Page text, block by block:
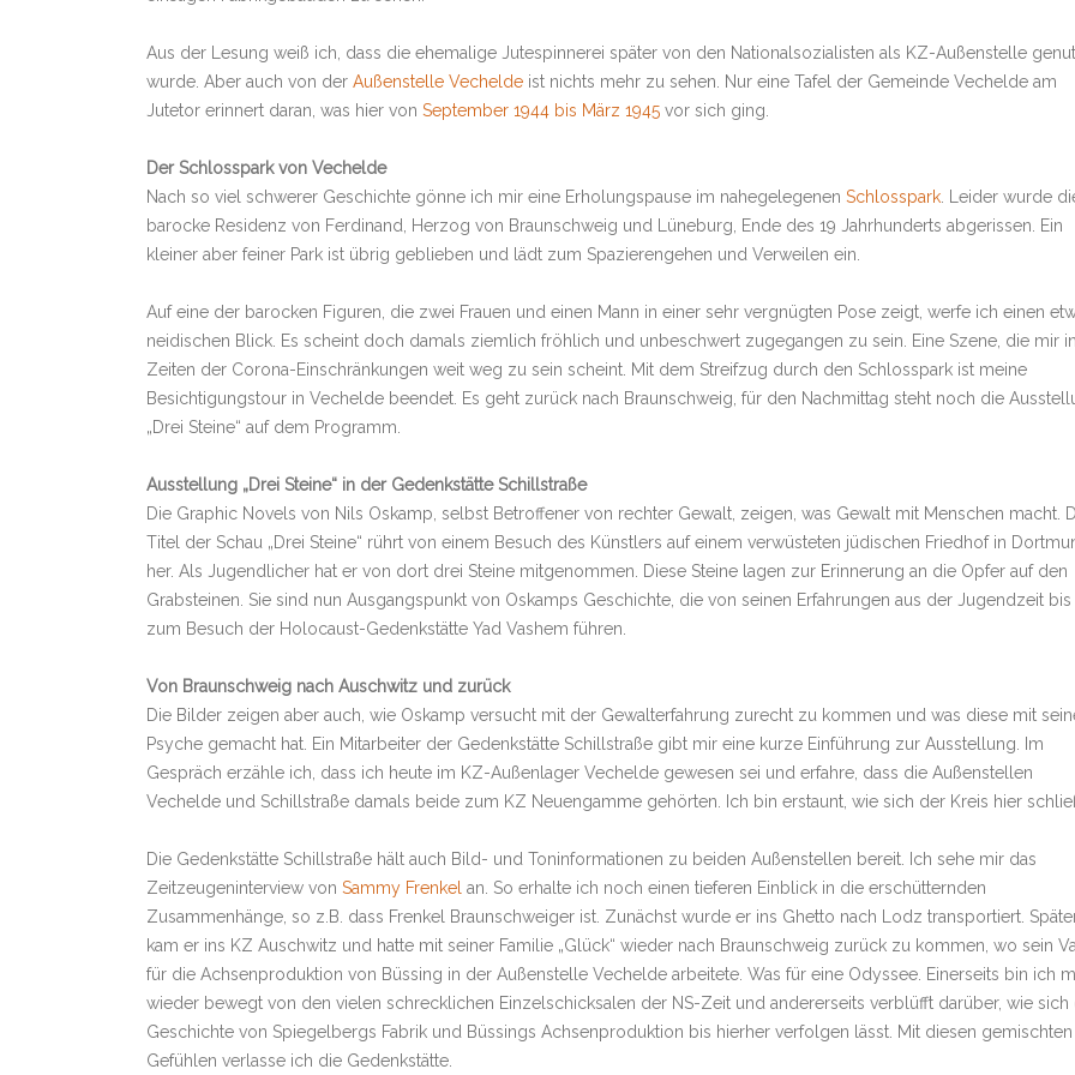
Aus der Lesung weiß ich, dass die ehemalige Jutespinnerei später von den Nationalsozialisten als KZ-Außenstelle
wurde. Aber auch von der Außenstelle Vechelde ist nichts mehr zu sehen. Nur eine Tafel der Gemeinde Vechelde am
Jutetor erinnert daran, was hier von September 1944 bis März 1945 vor sich ging.
Der Schlosspark von Vechelde
Nach so viel schwerer Geschichte gönne ich mir eine Erholungspause im nahegelegenen Schlosspark . Leider wurde
barocke Residenz von Ferdinand, Herzog von Braunschweig und Lüneburg, Ende des 19 Jahrhunderts abgerissen. Ein
kleiner aber feiner Park ist übrig geblieben und lädt zum Spazierengehen und Verweilen ein.
Auf eine der barocken Figuren, die zwei Frauen und einen Mann in einer sehr vergnügten Pose zeigt, werfe ich einen
neidischen Blick. Es scheint doch damals ziemlich fröhlich und unbeschwert zugegangen zu sein. Eine Szene, die mir in
Zeiten der Corona-Einschränkungen weit weg zu sein scheint. Mit dem Streifzug durch den Schlosspark ist meine
Besichtigungstour in Vechelde beendet. Es geht zurück nach Braunschweig, für den Nachmittag steht noch die
„Drei Steine“ auf dem Programm.
Ausstellung „Drei Steine“ in der Gedenkstätte Schillstraße
Die Graphic Novels von Nils Oskamp, selbst Betroffener von rechter Gewalt, zeigen, was Gewalt mit Menschen macht.
Titel der Schau „Drei Steine“ rührt von einem Besuch des Künstlers auf einem verwüsteten jüdischen Friedhof in
her. Als Jugendlicher hat er von dort drei Steine mitgenommen. Diese Steine lagen zur Erinnerung an die Opfer auf den
Grabsteinen. Sie sind nun Ausgangspunkt von Oskamps Geschichte, die von seinen Erfahrungen aus der Jugendzeit bis
zum Besuch der Holocaust-Gedenkstätte Yad Vashem führen.
Von Braunschweig nach Auschwitz und zurück
Die Bilder zeigen aber auch, wie Oskamp versucht mit der Gewalterfahrung zurecht zu kommen und was diese mit
Psyche gemacht hat. Ein Mitarbeiter der Gedenkstätte Schillstraße gibt mir eine kurze Einführung zur Ausstellung. Im
Gespräch erzähle ich, dass ich heute im KZ-Außenlager Vechelde gewesen sei und erfahre, dass die Außenstellen
Vechelde und Schillstraße damals beide zum KZ Neuengamme gehörten. Ich bin erstaunt, wie sich der Kreis hier
Die Gedenkstätte Schillstraße hält auch Bild- und Toninformationen zu beiden Außenstellen bereit. Ich sehe mir das
Zeitzeugeninterview von Sammy Frenkel an. So erhalte ich noch einen tieferen Einblick in die erschütternden
Zusammenhänge, so z.B. dass Frenkel Braunschweiger ist. Zunächst wurde er ins Ghetto nach Lodz transportiert.
kam er ins KZ Auschwitz und hatte mit seiner Familie „Glück“ wieder nach Braunschweig zurück zu kommen, wo sein
für die Achsenproduktion von Büssing in der Außenstelle Vechelde arbeitete. Was für eine Odyssee. Einerseits bin ich
wieder bewegt von den vielen schrecklichen Einzelschicksalen der NS-Zeit und andererseits verblüfft darüber, wie sich
Geschichte von Spiegelbergs Fabrik und Büssings Achsenproduktion bis hierher verfolgen lässt. Mit diesen gemischten
Gefühlen verlasse ich die Gedenkstätte.